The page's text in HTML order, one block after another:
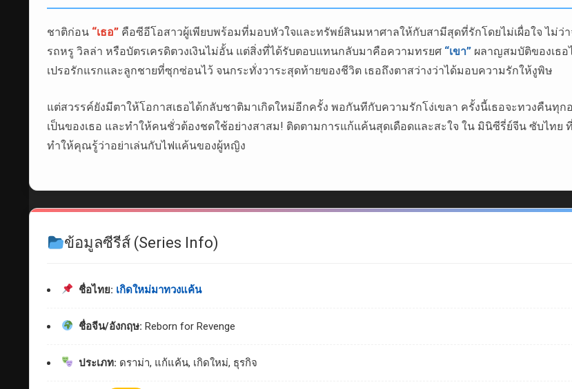
ชาติก่อน “เธอ” คือซีอีโอสาวผู้เพียบพร้อมที่มอบหัวใจและทรัพย์สินมหาศาลให้กับสามีสุดที่รักโดยไม่เผื่อใจ ไม่ว่า
รถหรู วิลล่า หรือบัตรเครดิตวงเงินไม่อั้น แต่สิ่งที่ได้รับตอบแทนกลับมาคือความทรยศ “เขา” ผลาญสมบัติของเธอ
เปรอรักแรกและลูกชายที่ซุกซ่อนไว้ จนกระทั่งวาระสุดท้ายของชีวิต เธอถึงตาสว่างว่าได้มอบความรักให้งูพิษ
แต่สวรรค์ยังมีตาให้โอกาสเธอได้กลับชาติมาเกิดใหม่อีกครั้ง พอกันทีกับความรักโง่เขลา ครั้งนี้เธอจะทวงคืนทุก
เป็นของเธอ และทำให้คนชั่วต้องชดใช้อย่างสาสม! ติดตามการแก้แค้นสุดเดือดและสะใจ ใน มินิซีรี่ย์จีน ซับไทย
ทำให้คุณรู้ว่าอย่าเล่นกับไฟแค้นของผู้หญิง
ข้อมูลซีรีส์ (Series Info)
ชื่อไทย: เกิดใหม่มาทวงแค้น
ชื่อจีน/อังกฤษ: Reborn for Revenge
ประเภท: ดราม่า, แก้แค้น, เกิดใหม่, ธุรกิจ